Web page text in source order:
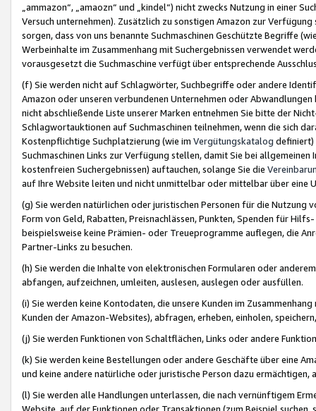
„ammazon“, „amaozn“ und „kindel“) nicht zwecks Nutzung in einer
Versuch unternehmen). Zusätzlich zu sonstigen Amazon zur
sorgen, dass von uns benannte Suchmaschinen Geschützte Begriffe
Werbeinhalte im Zusammenhang mit Suchergebnissen verwendet
vorausgesetzt die Suchmaschine verfügt über entsprechende
(f) Sie werden nicht auf Schlagwörter, Suchbegriffe oder andere
Amazon oder unseren verbundenen Unternehmen oder
nicht abschließende Liste unserer Marken entnehmen Sie bitte der
Schlagwortauktionen auf Suchmaschinen teilnehmen, wenn die sich
Kostenpflichtige Suchplatzierung (wie im Vergütungskatalog definiert)
Suchmaschinen Links zur Verfügung stellen, damit Sie bei
kostenfreien Suchergebnissen) auftauchen, solange Sie die
auf Ihre Website leiten und nicht unmittelbar oder mittelbar über eine
(g) Sie werden natürlichen oder juristischen Personen für die Nutzung
Form von Geld, Rabatten, Preisnachlässen, Punkten, Spenden für
beispielsweise keine Prämien- oder Treueprogramme auflegen, die
Partner-Links zu besuchen.
(h) Sie werden die Inhalte von elektronischen Formularen oder
abfangen, aufzeichnen, umleiten, auslesen, auslegen oder ausfüllen.
(i) Sie werden keine Kontodaten, die unsere Kunden im
Kunden der Amazon-Websites), abfragen, erheben, einholen,
(j) Sie werden Funktionen von Schaltflächen, Links oder andere
(k) Sie werden keine Bestellungen oder andere Geschäfte über eine
und keine andere natürliche oder juristische Person dazu
(l) Sie werden alle Handlungen unterlassen, die nach vernünftigem
Website, auf der Funktionen oder Transaktionen (zum Beispiel